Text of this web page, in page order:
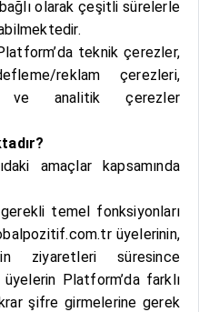
olarak çeşitli sürelerle
teknik çerezler,
reklam çerezleri,
ve analitik çerezler
amaçlar kapsamında
gerekli temel fonksiyonları
üyelerinin,
ziyaretleri süresince
Platform’da farklı
şifre girmelerine gerek